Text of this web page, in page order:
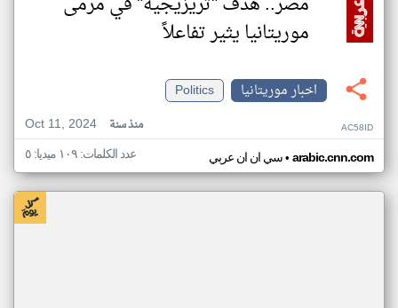
موريتانيا يثير تفاعلاً
اخبار موريتانيا
Politics
Oct 11, 2024
منذ سنة AC58ID
سي ان ان عربي• arabic.cnn.com عدد الكلمات: ١٠٩ ميديا: ٥